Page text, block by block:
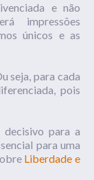
e não
impressões
únicos e as
seja, para cada
pois
decisivo para a
para uma
Liberdade e